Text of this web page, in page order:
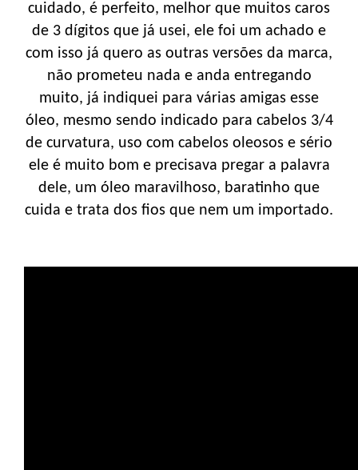
cuidado, é perfeito, melhor que muitos caros
de 3 dígitos que já usei, ele foi um achado e
com isso já quero as outras versões da marca,
não prometeu nada e anda entregando
muito, já indiquei para várias amigas esse
óleo, mesmo sendo indicado para cabelos 3/4
de curvatura, uso com cabelos oleosos e sério
ele é muito bom e precisava pregar a palavra
dele, um óleo maravilhoso, baratinho que
cuida e trata dos fios que nem um importado.